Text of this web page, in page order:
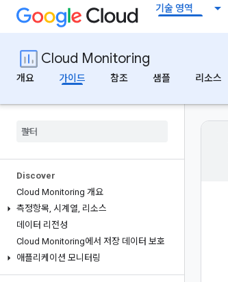
기술 영역
Cloud Monitoring
개요
가이드 참조 샘플 리소스
Discover
Cloud Monitoring 개요
측정항목, 시계열, 리소스
데이터 리전성
Cloud Monitoring에서 저장 데이터 보호
애플리케이션 모니터링